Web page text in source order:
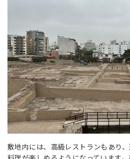
敷地内には、高級レストランもあり